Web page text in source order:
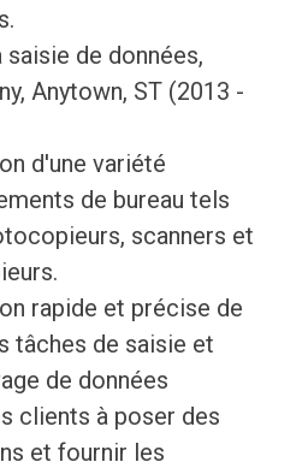
saisie de données,
Anytown, ST (2013 -
d'une variété
de bureau tels
scanners et
rapide et précise de
tâches de saisie et
de données
clients à poser des
et fournir les